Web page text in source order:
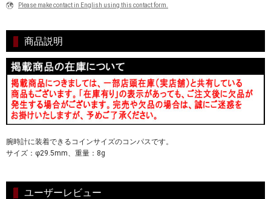
Please make contact in English using this contact form.
商品説明
腕時計に装着できるコインサイズのコンパスです。
サイズ：φ29.5mm、重量：8g
ユーザーレビュー